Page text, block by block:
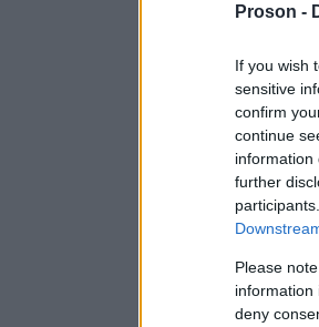
Proson -
If you wish
sensitive
confirm
continue
information
further
Please
information
deny
1ΔΑ-2023
1ΔΑ-2023
ΥΠΟΨΗΦΙΩΝ
1ΔΑ-2023